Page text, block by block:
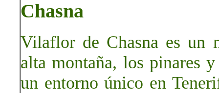
Chasna
Vilaflor de Chasna es un
alta montaña, los pinares
un entorno único en